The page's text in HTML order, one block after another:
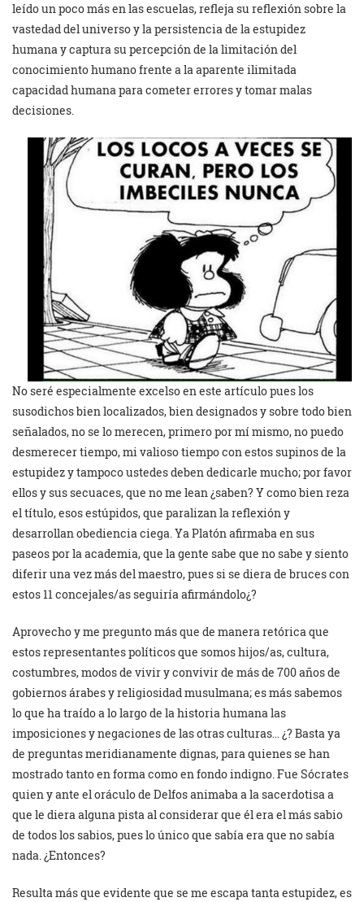
leído un poco más en las escuelas, refleja su reflexión sobre la
vastedad del universo y la persistencia de la estupidez
humana y captura su percepción de la limitación del
conocimiento humano frente a la aparente ilimitada
capacidad humana para cometer errores y tomar malas
decisiones.
No seré especialmente excelso en este artículo pues los
susodichos bien localizados, bien designados y sobre todo bien
señalados, no se lo merecen, primero por mí mismo, no puedo
desmerecer tiempo, mi valioso tiempo con estos supinos de la
estupidez y tampoco ustedes deben dedicarle mucho; por favor
ellos y sus secuaces, que no me lean ¿saben? Y como bien reza
el título, esos estúpidos, que paralizan la reflexión y
desarrollan obediencia ciega. Ya Platón afirmaba en sus
paseos por la academia, que la gente sabe que no sabe y siento
diferir una vez más del maestro, pues si se diera de bruces con
estos 11 concejales/as seguiría afirmándolo¿?
Aprovecho y me pregunto más que de manera retórica que
estos representantes políticos que somos hijos/as, cultura,
costumbres, modos de vivir y convivir de más de 700 años de
gobiernos árabes y religiosidad musulmana; es más sabemos
lo que ha traído a lo largo de la historia humana las
imposiciones y negaciones de las otras culturas… ¿? Basta ya
de preguntas meridianamente dignas, para quienes se han
mostrado tanto en forma como en fondo indigno. Fue Sócrates
quien y ante el oráculo de Delfos animaba a la sacerdotisa a
que le diera alguna pista al considerar que él era el más sabio
de todos los sabios, pues lo único que sabía era que no sabía
nada. ¿Entonces?
Resulta más que evidente que se me escapa tanta estupidez, es